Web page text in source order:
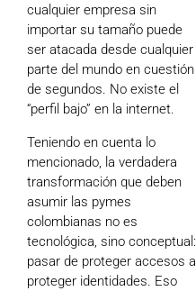
cualquier empresa sin
importar su tamaño puede
ser atacada desde cualquier
parte del mundo en cuestión
de segundos. No existe el
“perfil bajo” en la internet.
Teniendo en cuenta lo
mencionado, la verdadera
transformación que deben
asumir las pymes
colombianas no es
tecnológica, sino conceptual:
pasar de proteger accesos a
proteger identidades. Eso